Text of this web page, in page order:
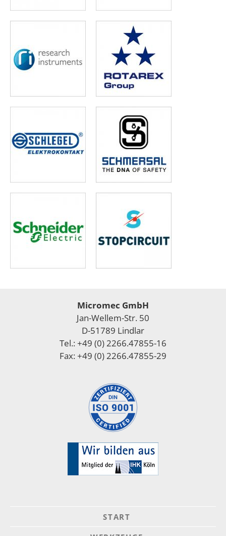
Micromec GmbH
Jan-Wellem-Str. 50
D-51789 Lindlar
Tel.: +49 (0) 2266.47855-16
Fax: +49 (0) 2266.47855-29
START